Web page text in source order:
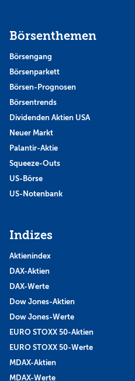
Börsenthemen
Börsengang
Börsenparkett
Börsen-Prognosen
Börsentrends
Dividenden Aktien USA
Neuer Markt
Palantir-Aktie
Squeeze-Outs
US-Börse
US-Notenbank
Indizes
Aktienindex
DAX-Aktien
DAX-Werte
Dow Jones-Aktien
Dow Jones-Werte
EURO STOXX 50-Aktien
EURO STOXX 50-Werte
MDAX-Aktien
MDAX-Werte